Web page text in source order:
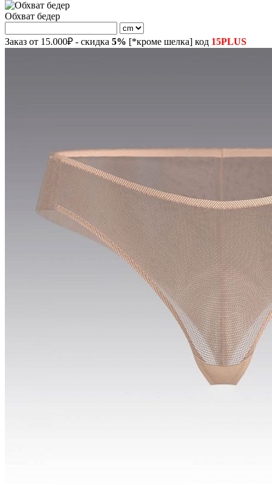
Обхват бедер
Заказ от 15.000₽ - скидка 5% [*кроме шелка] код 15PLUS